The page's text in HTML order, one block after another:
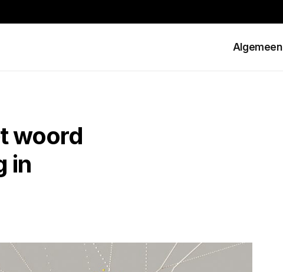
Algemeen
woord
in